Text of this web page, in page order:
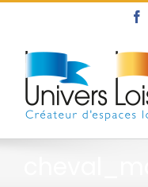
contenu